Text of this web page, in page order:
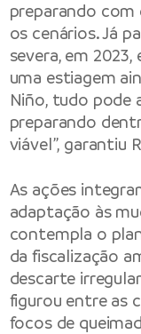
preparando
os cenários. Já
severa, em
uma estiagem
Niño, tudo pode
preparando
viável”, garantiu
As ações
adaptação às
contempla o
da fiscalização
descarte
figurou entre as
focos de